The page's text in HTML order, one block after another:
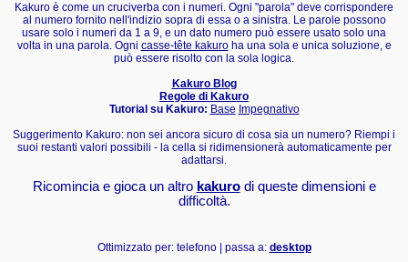
Kakuro è come un cruciverba con i numeri. Ogni "parola" deve corrispondere
al numero fornito nell'indizio sopra di essa o a sinistra. Le parole possono
usare solo i numeri da 1 a 9, e un dato numero può essere usato solo una
volta in una parola. Ogni casse-tête kakuroha una sola e unica soluzione, e
può essere risolto con la sola logica.
Kakuro Blog
Regole di Kakuro
Tutorial su Kakuro: Base Impegnativo
Suggerimento Kakuro: non sei ancora sicuro di cosa sia un numero? Riempi i
suoi restanti valori possibili - la cella si ridimensionerà automaticamente per
adattarsi.
Ricomincia e gioca un altro kakurodi queste dimensioni e
difficoltà.
Ottimizzato per: telefono | passa a: desktop